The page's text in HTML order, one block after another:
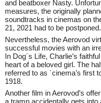
and beatboxer Nasty.
measures, the originally
soundtracks in cinemas on
21, 2021 had to be postponed.
Nevertheless, the Aerovod
successful movies with an
In Dog´s Life, Charlie’s
heart of a beloved girl. The
referred to as ´cinema’s first
1918.
Another film in Aerovod’s